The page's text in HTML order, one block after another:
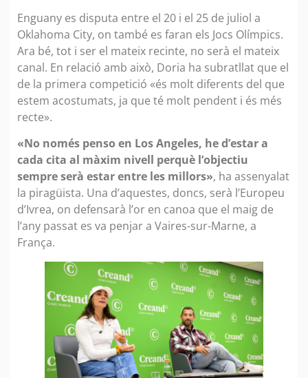
Enguany es disputa entre el 20 i el 25 de juliol a
Oklahoma City, on també es faran els Jocs Olímpics.
Ara bé, tot i ser el mateix recinte, no serà el mateix
canal. En relació amb això, Doria ha subratllat que el
de la primera competició «és molt diferents del que
estem acostumats, ja que té molt pendent i és més
recte».
«No només penso en Los Angeles, he d’estar a
cada cita al màxim nivell perquè l’objectiu
sempre serà estar entre les millors», ha assenyalat
la piragüista. Una d’aquestes, doncs, serà l’Europeu
d’Ivrea, on defensarà l’or en canoa que el maig de
l’any passat es va penjar a Vaires-sur-Marne, a
França.